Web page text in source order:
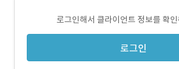
로그인해서 클라이언트 정보를 확
로그인